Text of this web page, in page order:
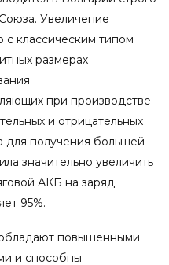
Увеличение
классическим типом
размерах
при производстве
и отрицательных
для получения большей
значительно увеличить
АКБ на заряд.
95%.
повышенными
и способны